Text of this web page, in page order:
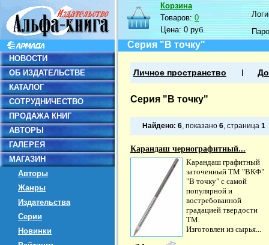
НОВОСТИ
ОБ ИЗДАТЕЛЬСТВЕ
КАТАЛОГ
СОТРУДНИЧЕСТВО
ПРОДАЖА КНИГ
АВТОРЫ
ГАЛЕРЕЯ
МАГАЗИН
Авторы
Жанры
Издательства
Серии
Новинки
Корзина
Товаров:0
Цена:0 руб.
Серия "В точку"
Личное пространство
Серия "В точку"
Найдено: 6, показано 6, страница 1
Карандаш чернографитный...
Карандаш графитный
заточенный ТМ "ВКФ"
"В точку" с самой
популярной и
востребованной
градацией твердости
ТМ.
Изготовлен из сырья...